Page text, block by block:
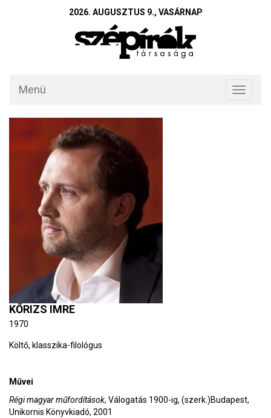
2026. AUGUSZTUS 9., VASÁRNAP
Toggle
Menü
KŐRIZS IMRE
1970
Költő, klasszika-filológus
Művei
Régi magyar műfordítások, Válogatás 1900-ig, (szerk.)Budapest,
Unikornis Könyvkiadó, 2001